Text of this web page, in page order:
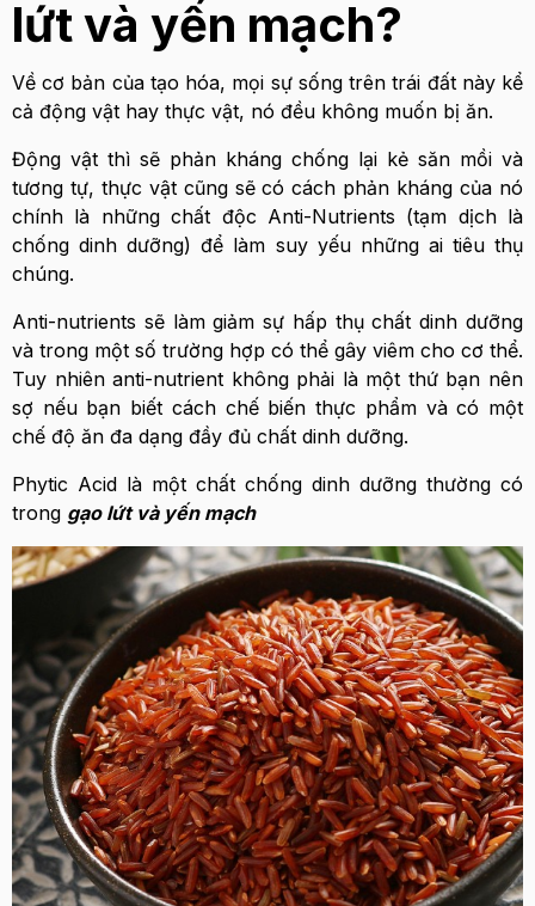
lứt và yến mạch?
Về cơ bản của tạo hóa, mọi sự sống trên trái đất này kể
cả động vật hay thực vật, nó đều không muốn bị ăn.
Động vật thì sẽ phản kháng chống lại kẻ săn mồi và
tương tự, thực vật cũng sẽ có cách phản kháng của nó
chính là những chất độc Anti-Nutrients (tạm dịch là
chống dinh dưỡng) để làm suy yếu những ai tiêu thụ
chúng.
Anti-nutrients sẽ làm giảm sự hấp thụ chất dinh dưỡng
và trong một số trường hợp có thể gây viêm cho cơ thể.
Tuy nhiên anti-nutrient không phải là một thứ bạn nên
sợ nếu bạn biết cách chế biến thực phẩm và có một
chế độ ăn đa dạng đầy đủ chất dinh dưỡng.
Phytic Acid là một chất chống dinh dưỡng thường có
trong gạo lứt và yến mạch